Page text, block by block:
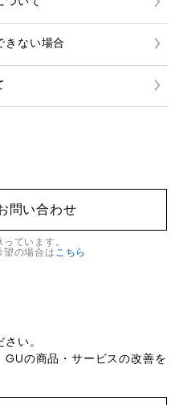
きない場合
問い合わせ
ています。
望の場合は こちら
い。
の商品・サービスの改善を